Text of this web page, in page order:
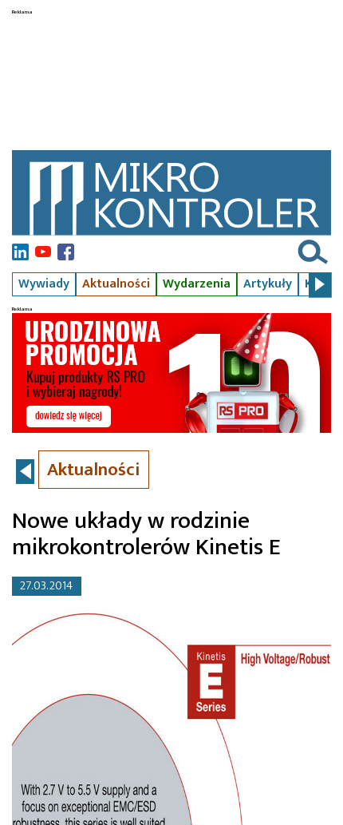
Wywiady Aktualności Wydarzenia Artykuły Kursy
Aktualności
Nowe układy w rodzinie
mikrokontrolerów Kinetis E
27.03.2014